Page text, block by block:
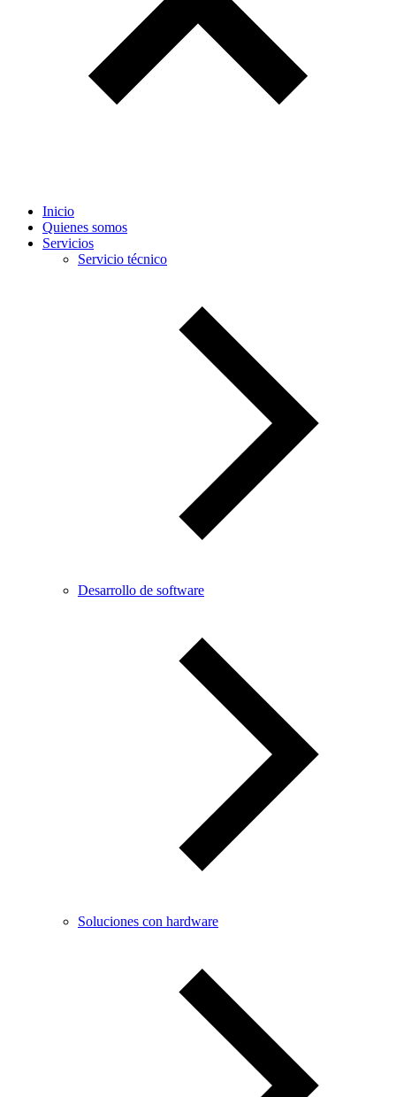
Inicio
Quienes somos
Servicios
Servicio técnico
Desarrollo de software
Soluciones con hardware